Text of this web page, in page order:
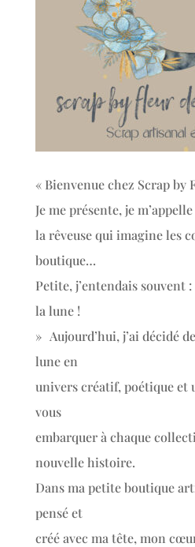
« Bienvenue chez Scrap by
Je me présente, je
la rêveuse qui imagine les
boutique…
Petite, j’entendais souvent
la lune !
» Aujourd’hui, j’ai décidé
lune en
univers créatif, poétique et
vous
embarquer à chaque
nouvelle histoire.
Dans ma petite boutique
pensé et
créé avec ma tête, mon